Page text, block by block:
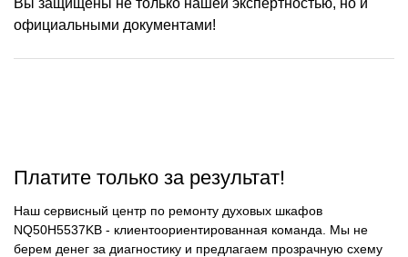
Вы защищены не только нашей экспертностью, но и
официальными документами!
Платите только за результат!
Наш сервисный центр по ремонту духовых шкафов
NQ50H5537KB - клиентоориентированная команда. Мы не
берем денег за диагностику и предлагаем прозрачную схему